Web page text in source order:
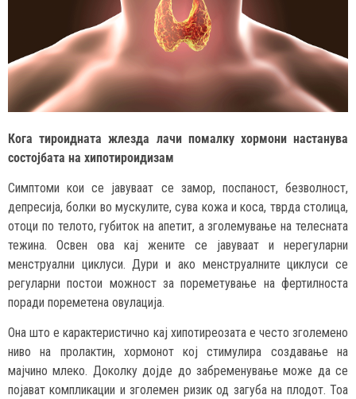
Кога тироидната жлезда лачи помалку хормони настанува
состојбата на хипотироидизам
Симптоми кои се јавуваат се замор, поспаност, безволност,
депресија, болки во мускулите, сува кожа и коса, тврда столица,
отоци по телото, губиток на апетит, а зголемување на телесната
тежина. Освен ова кај жените се јавуваат и нерегуларни
менструални циклуси. Дури и ако менструалните циклуси се
регуларни постои можност за пореметување на фертилноста
поради пореметена овулација.
Она што е карактеристично кај хипотиреозата е често зголемено
ниво на пролактин, хормонот кој стимулира создавање на
мајчино млеко. Доколку дојде до забременување може да се
појават компликации и зголемен ризик од загуба на плодот. Тоа